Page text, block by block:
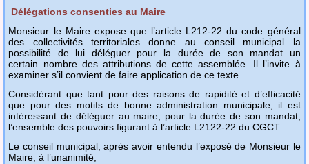
Délégations consenties au Maire
Monsieur le Maire expose que l’article L212-22 du code général
des collectivités territoriales donne au conseil municipal la
possibilité de lui déléguer pour la durée de son mandat un
certain nombre des attributions de cette assemblée. Il l’invite à
examiner s’il convient de faire application de ce texte.
Considérant que tant pour des raisons de rapidité et d’efficacité
que pour des motifs de bonne administration municipale, il est
intéressant de déléguer au maire, pour la durée de son mandat,
l’ensemble des pouvoirs figurant à l’article L2122-22 du CGCT
Le conseil municipal, après avoir entendu l’exposé de Monsieur le
Maire, à l’unanimité,